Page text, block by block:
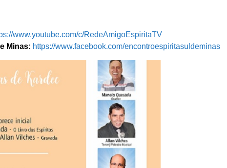
www.youtube.com/c/RedeAmigoEspiritaTV
Minas: https://www.facebook.com/encontroespiritasuldeminas